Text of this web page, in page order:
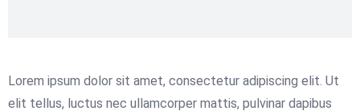
Lorem ipsum dolor sit amet, consectetur adipiscing elit. Ut
elit tellus, luctus nec ullamcorper mattis, pulvinar dapibus